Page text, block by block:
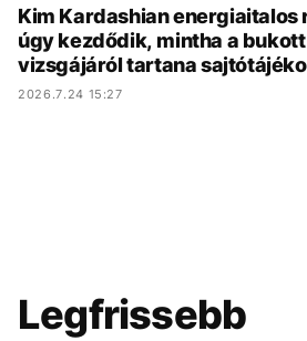
Kim Kardashian energiaitalos
úgy kezdődik, mintha a
vizsgájáról tartana
2026.7.24 15:27
Legfrissebb